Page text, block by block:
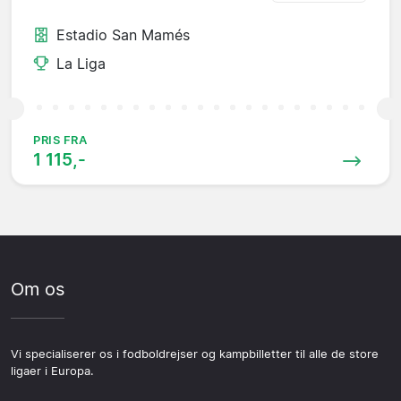
Estadio San Mamés
La Liga
PRIS FRA
1 115,-
Om os
Vi specialiserer os i fodboldrejser og kampbilletter til alle de store
ligaer i Europa.